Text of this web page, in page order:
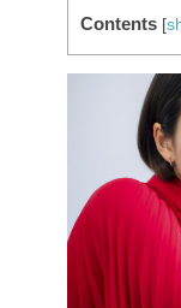
Contents [